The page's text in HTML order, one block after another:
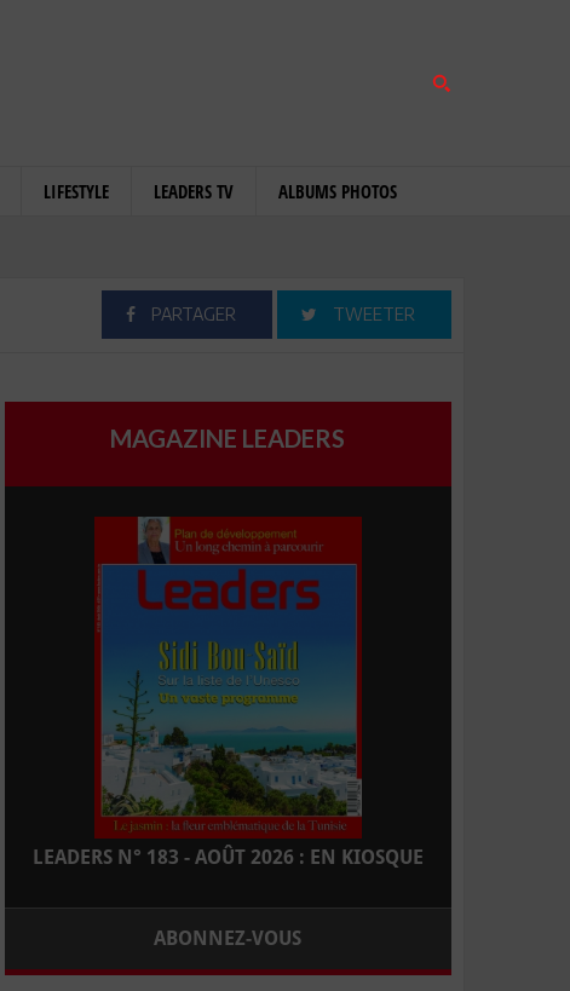
LIFESTYLE LEADERS TV ALBUMS PHOTOS
PARTAGER TWEETER
MAGAZINE LEADERS
LEADERS N° 183 - AOÛT 2026 : EN KIOSQUE
ABONNEZ-VOUS